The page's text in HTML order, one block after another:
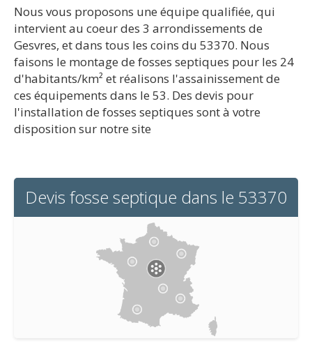
Nous vous proposons une équipe qualifiée, qui
intervient au coeur des 3 arrondissements de
Gesvres, et dans tous les coins du 53370. Nous
faisons le montage de fosses septiques pour les 24
d'habitants/km² et réalisons l'assainissement de
ces équipements dans le 53. Des devis pour
l'installation de fosses septiques sont à votre
disposition sur notre site
Devis fosse septique dans le 53370